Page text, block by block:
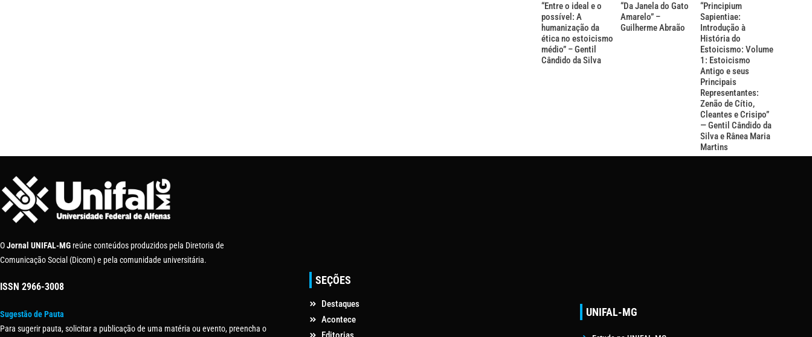
“Entre o ideal e o
possível: A
humanização da
ética no estoicismo
médio” – Gentil
Cândido da Silva
“Da Janela do Gato
Amarelo” –
Guilherme Abraão
“Principium
Sapientiae:
Introdução à
História do
Estoicismo: Volume
1: Estoicismo
Antigo e seus
Principais
Representantes:
Zenão de Cítio,
Cleantes e Crisipo”
— Gentil Cândido da
Silva e Rânea Maria
Martins
OJornal UNIFAL-MG reúne conteúdos produzidos pela Diretoria de
Comunicação Social (Dicom) e pela comunidade universitária.
ISSN 2966-3008
Sugestão de Pauta
Para sugerir pauta, solicitar a publicação de uma matéria ou evento, preencha o
SEÇÕES
Destaques
Acontece
UNIFAL-MG